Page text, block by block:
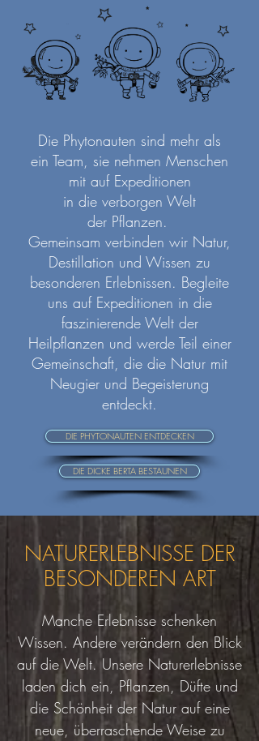
Die Phytonauten sind mehr als
ein Team, sie nehmen Menschen
mit auf Expeditionen
in die verborgen Welt
der Pflanzen.
Gemeinsam verbinden wir Natur,
Destillation und Wissen zu
besonderen Erlebnissen. Begleite
uns auf Expeditionen in die
faszinierende Welt der
Heilpflanzen und werde Teil einer
Gemeinschaft, die die Natur mit
Neugier und Begeisterung
entdeckt.
DIE PHYTONAUTEN ENTDECKEN
DIE DICKE BERTA BESTAUNEN
NATURERLEBNISSE DER
BESONDEREN ART
Manche Erlebnisse schenken
Wissen. Andere verändern den Blick
auf die Welt. Unsere Naturerlebnisse
laden dich ein, Pflanzen, Düfte und
die Schönheit der Natur auf eine
neue, überraschende Weise zu